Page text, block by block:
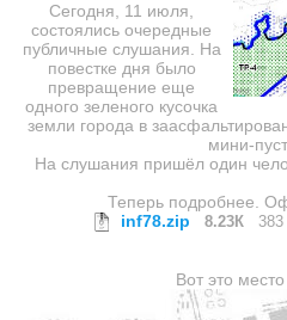
Сегодня, 11 июля,
состоялись очередные
публичные слушания. На
повестке дня было
превращение еще
одного зеленого кусочка
земли города в
мини-
На слушания пришёл один
Теперь подробнее.
inf78.zip
8.23К 383
Вот это